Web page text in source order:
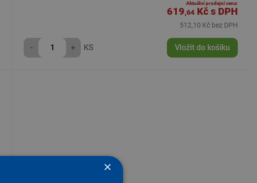
Aktuální prodejní cena:
619,64 Kč s DPH
512,10 Kč bez DPH
- + KS Vložit do košíku
×